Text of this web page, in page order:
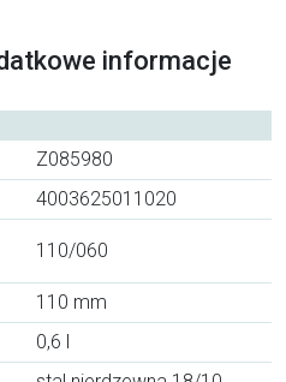
informacje
Z085980
4003625011020
110/060
110 mm
0,6 l